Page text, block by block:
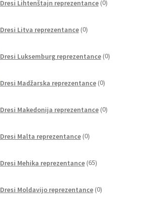
Dresi Lihtenštajn reprezentance 0izdelkov
Dresi Litva reprezentance 0izdelkov
Dresi Luksemburg reprezentance 0izdelkov
Dresi Madžarska reprezentance 0izdelkov
Dresi Makedonija reprezentance 0izdelkov
Dresi Malta reprezentance 0izdelkov
Dresi Mehika reprezentance 65izdelkov
Dresi Moldavijo reprezentance 0izdelkov